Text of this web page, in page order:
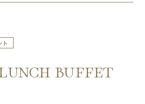
ト
BUFFET